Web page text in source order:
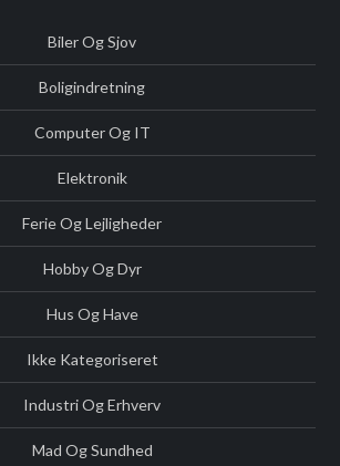
Biler Og Sjov
Boligindretning
Computer Og IT
Elektronik
Ferie Og Lejligheder
Hobby Og Dyr
Hus Og Have
Ikke Kategoriseret
Industri Og Erhverv
Mad Og Sundhed